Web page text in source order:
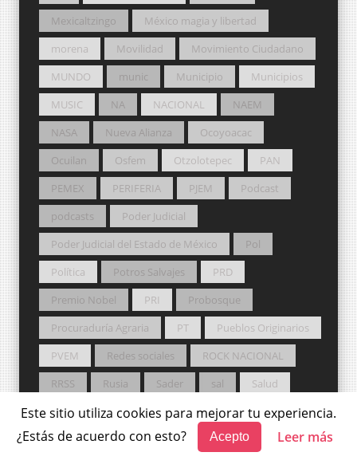
Este sitio utiliza cookies para mejorar tu experiencia.
¿Estás de acuerdo con esto?
Acepto Leer más
Mexicaltzingo
México magia y libertad
morena
Movilidad
Movimiento Ciudadano
MUNDO
munic Municipio
Municipios
MUSIC
NA NACIONAL
NAEM
NASA
Nueva Alianza
Ocoyoacac
Ocuilan
Osfem Otzolotepec
PAN
PEMEX
PERIFERIA PJEM
Podcast
podcasts
Poder Judicial
Poder Judicial del Estado de México
Pol
Política
Potros Salvajes
PRD
Premio Nobel
PRI
Probosque
Procuraduría Agraria
PT
Pueblos Originarios
PVEM
Redes sociales
ROCK NACIONAL
RRSS
Rusia Sader sal
Salud
San Felipe del Progreso
San Mateo Atenco
Secampo
Sedeco Sedui
Seguridad